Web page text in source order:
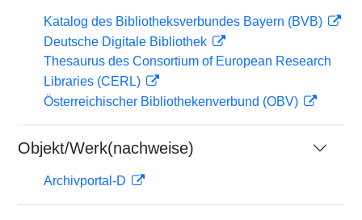
Katalog des Bibliotheksverbundes Bayern (BVB)
Deutsche Digitale Bibliothek
Thesaurus des Consortium of European Research
Libraries (CERL)
Österreichischer Bibliothekenverbund (OBV)
Objekt/Werk(nachweise)
Archivportal-D